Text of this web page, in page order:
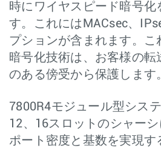
時にワイヤスピード暗号化
す。これにはMACsec、
プションが含まれます。こ
暗号化技術は、お客様の転
のある傍受から保護します
7800R4モジュール型シス
12、16スロットのシャー
ポート密度と基数を実現す